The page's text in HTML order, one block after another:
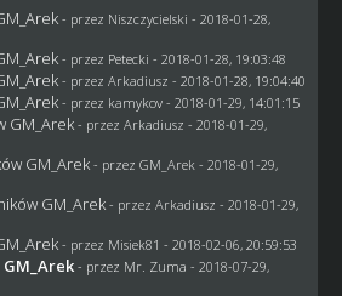
- przez Niszczycielski - 2018-01-28,
- przez Petecki - 2018-01-28, 19:03:48
- przez Arkadiusz - 2018-01-28, 19:04:40
- przez kamykov- 2018-01-29, 14:01:15
GM_Arek - przez Arkadiusz - 2018-01-29,
GM_Arek - przez GM_Arek - 2018-01-29,
GM_Arek - przez Arkadiusz - 2018-01-29,
- przez Misiek81 - 2018-02-06, 20:59:53
- przez Mr. Zuma - 2018-07-29,